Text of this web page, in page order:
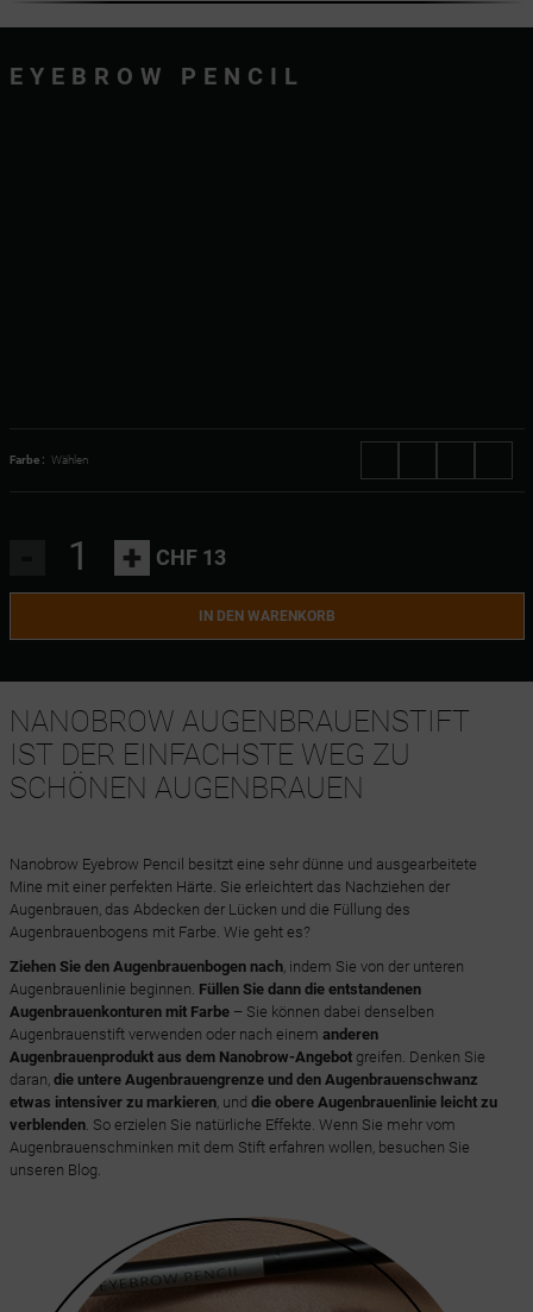
EYEBROW PENCIL
Farbe : Wählen
+ CHF 13
IN DEN WARENKORB
NANOBROW AUGENBRAUENSTIFT
IST DER EINFACHSTE WEG ZU
SCHÖNEN AUGENBRAUEN
Nanobrow Eyebrow Pencil besitzt eine sehr dünne und ausgearbeitete
Mine mit einer perfekten Härte. Sie erleichtert das Nachziehen der
Augenbrauen, das Abdecken der Lücken und die Füllung des
Augenbrauenbogens mit Farbe. Wie geht es?
Ziehen Sie den Augenbrauenbogen nach, indem Sie von der unteren
Augenbrauenlinie beginnen. Füllen Sie dann die entstandenen
Augenbrauenkonturen mit Farbe– Sie können dabei denselben
Augenbrauenstift verwenden oder nach einem anderen
Augenbrauenprodukt aus dem Nanobrow-Angebotgreifen. Denken Sie
daran, die untere Augenbrauengrenze und den Augenbrauenschwanz
etwas intensiver zu markieren, und die obere Augenbrauenlinie leicht zu
verblenden. So erzielen Sie natürliche Effekte. Wenn Sie mehr vom
Augenbrauenschminken mit dem Stift erfahren wollen, besuchen Sie
unseren Blog.